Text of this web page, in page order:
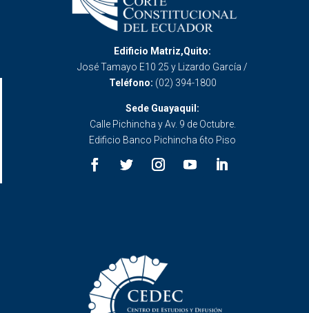
Edificio Matriz,Quito:
José Tamayo E10 25 y Lizardo García /
Teléfono: (02) 394-1800
Sede Guayaquil:
Calle Pichincha y Av. 9 de Octubre.
Edificio Banco Pichincha 6to Piso